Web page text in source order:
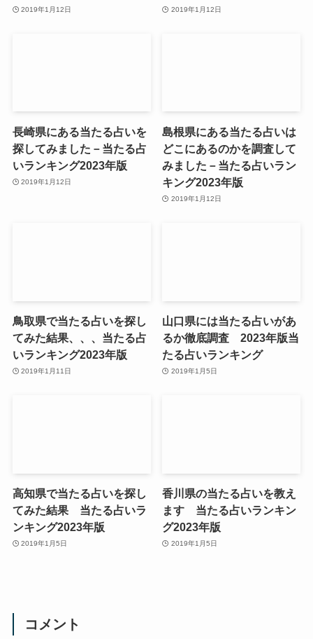
2019年1月12日 2019年1月12日
長崎県にある当たる占いを
探してみました－当たる占
いランキング2023年版
2019年1月12日
島根県にある当たる占いは
どこにあるのかを調査して
みました－当たる占いラン
キング2023年版
2019年1月12日
鳥取県で当たる占いを探し
てみた結果、、、当たる占
いランキング2023年版
2019年1月11日
山口県には当たる占いがあ
るか徹底調査 2023年版当
たる占いランキング
2019年1月5日
高知県で当たる占いを探し
てみた結果 当たる占いラ
ンキング2023年版
2019年1月5日
香川県の当たる占いを教え
ます 当たる占いランキン
グ2023年版
2019年1月5日
コメント